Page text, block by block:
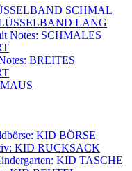
SCHMAL
LANG
Notes: SCHMALES
BREITES
KID BÖRSE
KID RUCKSACK
KID TASCHE